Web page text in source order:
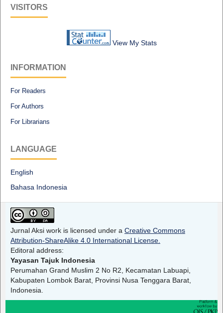
VISITORS
View My Stats
INFORMATION
For Readers
For Authors
For Librarians
LANGUAGE
English
Bahasa Indonesia
Jurnal Aksi work is licensed under a Creative Commons
Attribution-ShareAlike 4.0 International License.
Editoral address:
Yayasan Tajuk Indonesia
Perumahan Grand Muslim 2 No R2, Kecamatan Labuapi,
Kabupaten Lombok Barat, Provinsi Nusa Tenggara Barat,
Indonesia.